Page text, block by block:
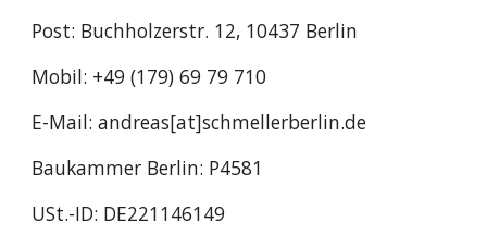
Post: Buchholzerstr. 12, 10437 Berlin
Mobil: +49 (179) 69 79 710
E-Mail: andreas[at]schmellerberlin.de
Baukammer Berlin: P4581
USt.-ID: DE221146149